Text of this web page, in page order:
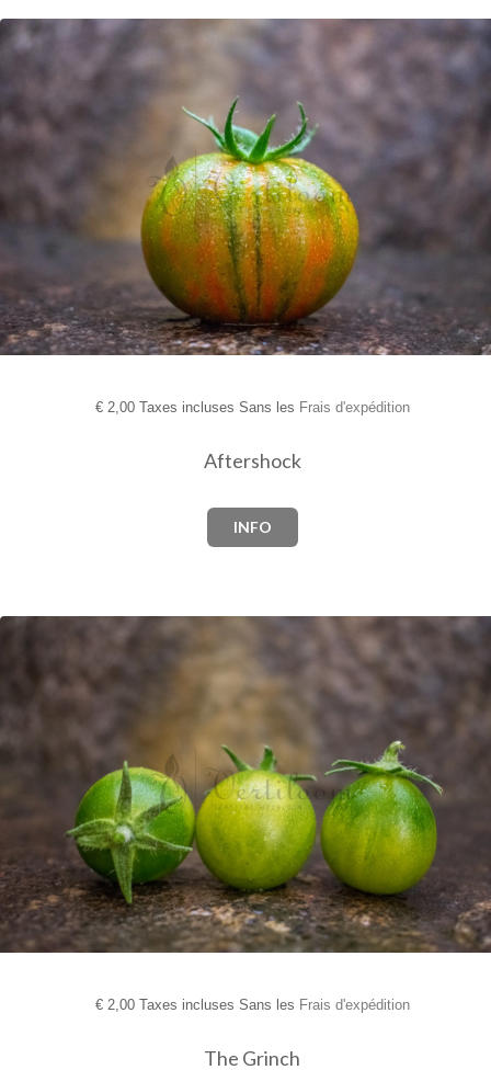
€2,00 Taxes incluses Sans les Frais d'expédition
Aftershock
INFO
€2,00 Taxes incluses Sans les Frais d'expédition
The Grinch